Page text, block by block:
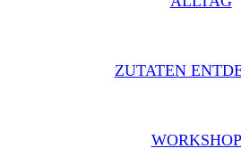
ZUTATEN